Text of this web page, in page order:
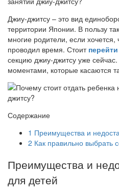
Джиу-джитсу – это вид
территории Японии. В пользу
многие родители, если хочется,
проводил время. Стоит
секцию джиу-джитсу уже
моментами, которые касаются
Содержание
1 Преимущества и
2 Как правильно выбрать
Преимущества и
для детей